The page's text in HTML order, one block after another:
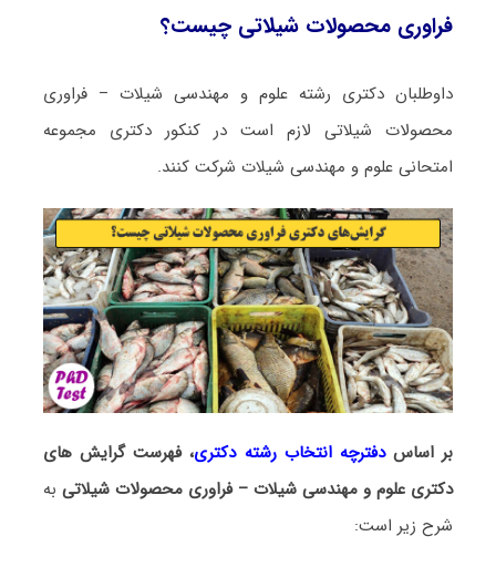
ﻓﺮاوری ﻣﺤﺼﻮﻻت شیلاتی چیست؟
داوطلبان دکتری رشته علوم و مهندسی شیلات – ﻓﺮاوری
ﻣﺤﺼﻮﻻت شیلاتی لازم است در کنکور دکتری مجموعه
امتحانی علوم و مهندسی شیلات شرکت کنند.
بر اساسدفترچه انتخاب رشته دکتری، فهرست گرایش های
دکتری علوم و مهندسی شیلات – ﻓﺮاوری ﻣﺤﺼﻮﻻت شیلاتی به
شرح زیر است: